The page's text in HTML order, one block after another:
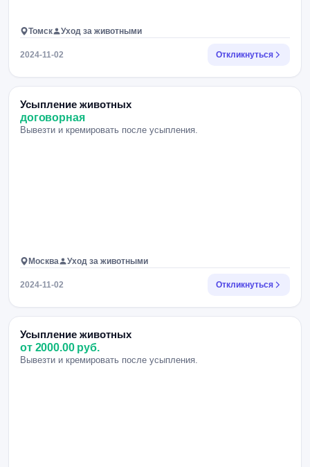
Томск Уход за животными
2024-11-02 Откликнуться
Усыпление животных
договорная
Вывезти и кремировать после усыпления.
Москва Уход за животными
2024-11-02 Откликнуться
Усыпление животных
от 2000.00 руб.
Вывезти и кремировать после усыпления.